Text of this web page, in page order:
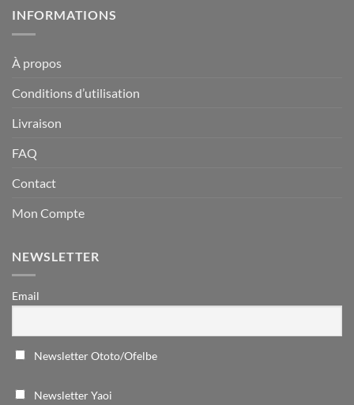
INFORMATIONS
À propos
Conditions d’utilisation
Livraison
FAQ
Contact
Mon Compte
NEWSLETTER
Email
Newsletter Ototo/Ofelbe
Newsletter Yaoi